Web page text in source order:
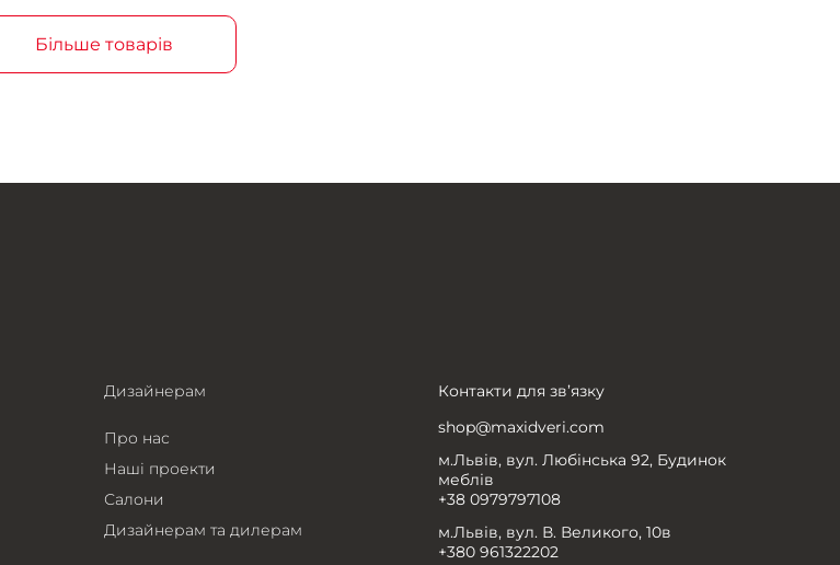
Більше товарів
Дизайнерам
Про нас
Наші проекти
Салони
Дизайнерам та дилерам
Контакти для зв’язку
shop@maxidveri.com
м.Львів, вул. Любінська 92, Будинок
меблів
+38 0979797108
м.Львів, вул. В. Великого, 10в
+380 961322202